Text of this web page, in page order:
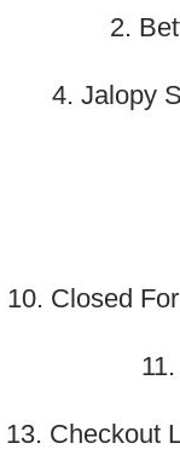
2.
4. Jalopy
10. Closed
13. Checkout